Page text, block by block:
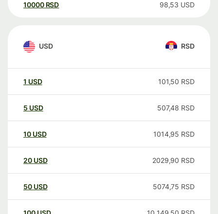
10000 RSD 98,53 USD
USD RSD
1 USD 101,50 RSD
5 USD 507,48 RSD
10 USD 1014,95 RSD
20 USD 2029,90 RSD
50 USD 5074,75 RSD